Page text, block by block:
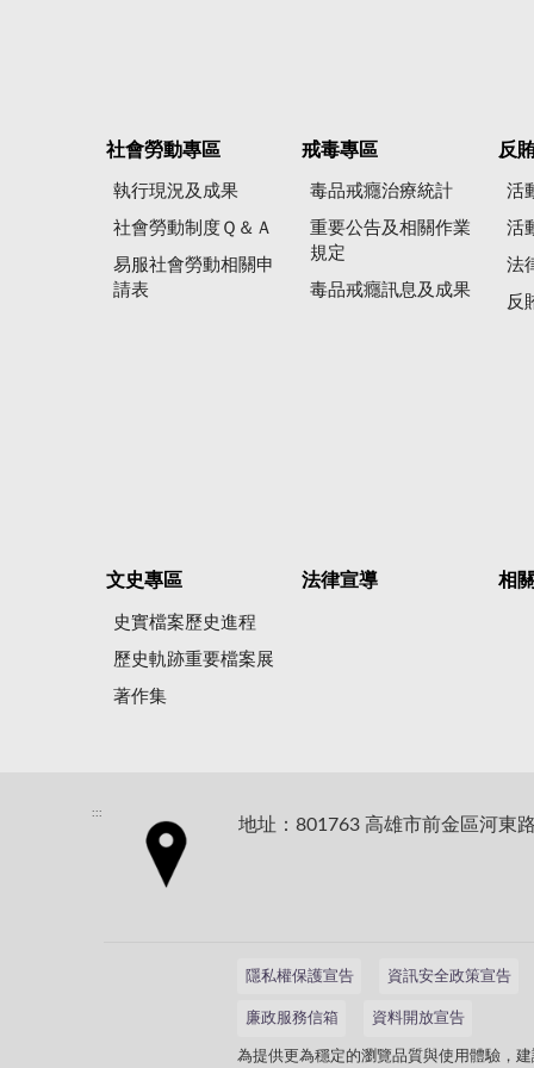
社會勞動專區
執行現況及成果
社會勞動制度Ｑ＆Ａ
易服社會勞動相關申
請表
戒毒專區
毒品戒癮治療統計
重要公告及相關作業
規定
毒品戒癮訊息及成果
反
活
活
法
反
文史專區
史實檔案歷史進程
歷史軌跡重要檔案展
著作集
法律宣導 相
:::
地址：801763 高雄市前金區河東
隱私權保護宣告 資訊安全政策宣告
廉政服務信箱 資料開放宣告
為提供更為穩定的瀏覽品質與使用體驗，